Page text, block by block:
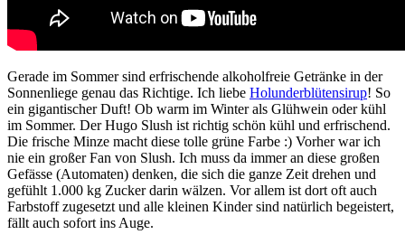
Gerade im Sommer sind erfrischende alkoholfreie Getränke in der
Sonnenliege genau das Richtige. Ich liebe Holunderblütensirup! So
ein gigantischer Duft! Ob warm im Winter als Glühwein oder kühl
im Sommer. Der Hugo Slush ist richtig schön kühl und erfrischend.
Die frische Minze macht diese tolle grüne Farbe :) Vorher war ich
nie ein großer Fan von Slush. Ich muss da immer an diese großen
Gefässe (Automaten) denken, die sich die ganze Zeit drehen und
gefühlt 1.000 kg Zucker darin wälzen. Vor allem ist dort oft auch
Farbstoff zugesetzt und alle kleinen Kinder sind natürlich begeistert,
fällt auch sofort ins Auge.